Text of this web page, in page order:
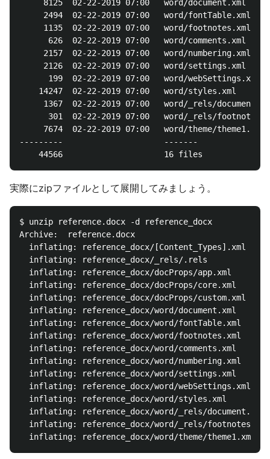
     8125  02-22-2019 07:00   word/document.xml
     2494  02-22-2019 07:00   word/fontTable.xml
     1135  02-22-2019 07:00   word/footnotes.xml
      626  02-22-2019 07:00   word/comments.xml
     2157  02-22-2019 07:00   word/numbering.xml
     2126  02-22-2019 07:00   word/settings.xml
      199  02-22-2019 07:00   word/webSettings.xml
    14247  02-22-2019 07:00   word/styles.xml
1367  02-22-2019 07:00   word/_rels/
301  02-22-2019 07:00   word/_rels/
     7674  02-22-2019 07:00   word/theme/theme1.xml
---------                     -------
実際にzipファイルとして展開してみましょう。
$ unzip reference.docx -d reference_docx
Archive:  reference.docx
  inflating: reference_docx/[Content_Types].xml
  inflating: reference_docx/_rels/.rels
  inflating: reference_docx/docProps/app.xml
  inflating: reference_docx/docProps/core.xml
  inflating: reference_docx/docProps/custom.xml
  inflating: reference_docx/word/document.xml
  inflating: reference_docx/word/fontTable.xml
  inflating: reference_docx/word/footnotes.xml
  inflating: reference_docx/word/comments.xml
  inflating: reference_docx/word/numbering.xml
  inflating: reference_docx/word/settings.xml
  inflating: reference_docx/word/webSettings.xml
  inflating: reference_docx/word/styles.xml
inflating: reference_docx/word/_rels/
inflating: reference_docx/word/_rels/